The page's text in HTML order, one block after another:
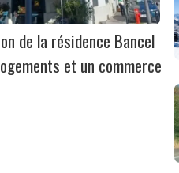
de la résidence Bancel
et un commerce